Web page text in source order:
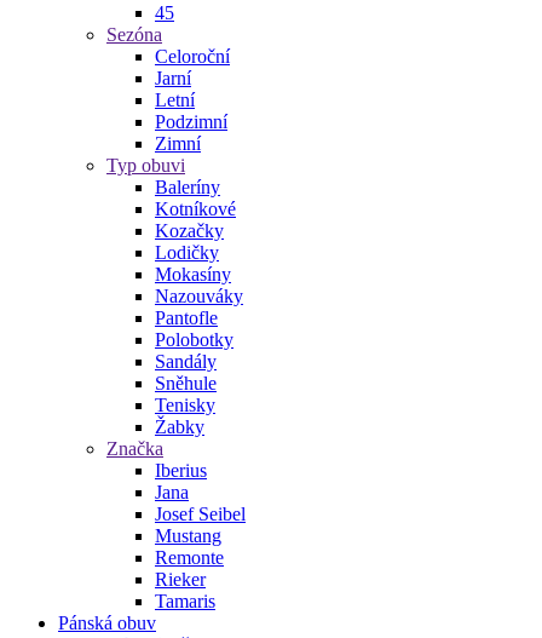
45
Sezóna
Celoroční
Jarní
Letní
Podzimní
Zimní
Typ obuvi
Baleríny
Kotníkové
Kozačky
Lodičky
Mokasíny
Nazouváky
Pantofle
Polobotky
Sandály
Sněhule
Tenisky
Žabky
Značka
Iberius
Jana
Josef Seibel
Mustang
Remonte
Rieker
Tamaris
Pánská obuv